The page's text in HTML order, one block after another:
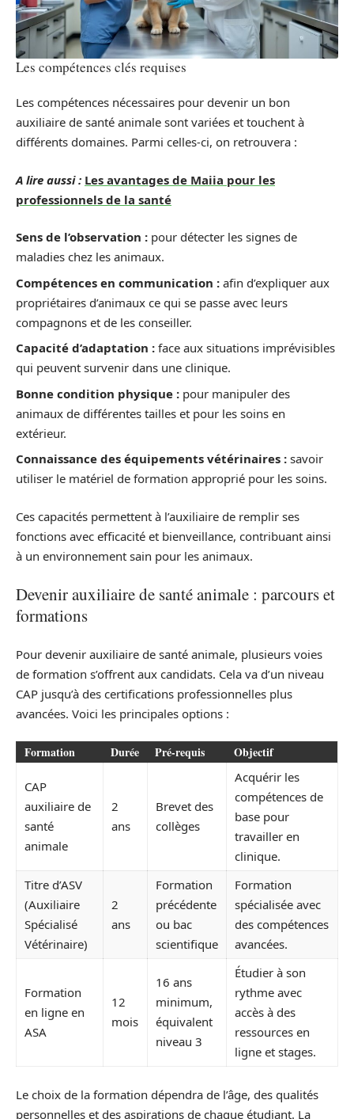
Les compétences clés requises
Les compétences nécessaires pour devenir un bon
auxiliaire de santé animale sont variées et touchent à
différents domaines. Parmi celles-ci, on retrouvera :
A lire aussi : Les avantages de Maiia pour les
professionnels de la santé
Sens de l’observation : pour détecter les signes de
maladies chez les animaux.
Compétences en communication : afin d’expliquer aux
propriétaires d’animaux ce qui se passe avec leurs
compagnons et de les conseiller.
Capacité d’adaptation : face aux situations imprévisibles
qui peuvent survenir dans une clinique.
Bonne condition physique : pour manipuler des
animaux de différentes tailles et pour les soins en
extérieur.
Connaissance des équipements vétérinaires : savoir
utiliser le matériel de formation approprié pour les soins.
Ces capacités permettent à l’auxiliaire de remplir ses
fonctions avec efficacité et bienveillance, contribuant ainsi
à un environnement sain pour les animaux.
Devenir auxiliaire de santé animale : parcours et
formations
Pour devenir auxiliaire de santé animale, plusieurs voies
de formation s’offrent aux candidats. Cela va d’un niveau
CAP jusqu’à des certifications professionnelles plus
avancées. Voici les principales options :
Formation Durée Pré-requis Objectif
CAP
auxiliaire de
santé
animale
2
ans
Brevet des
collèges
Acquérir les
compétences de
base pour
travailler en
clinique.
Titre d’ASV
(Auxiliaire
Spécialisé
Vétérinaire)
2
ans
Formation
précédente
ou bac
scientifique
Formation
spécialisée avec
des compétences
avancées.
Formation
en ligne en
ASA
12
mois
16 ans
minimum,
équivalent
niveau 3
Étudier à son
rythme avec
accès à des
ressources en
ligne et stages.
Le choix de la formation dépendra de l’âge, des qualités
personnelles et des aspirations de chaque étudiant. La